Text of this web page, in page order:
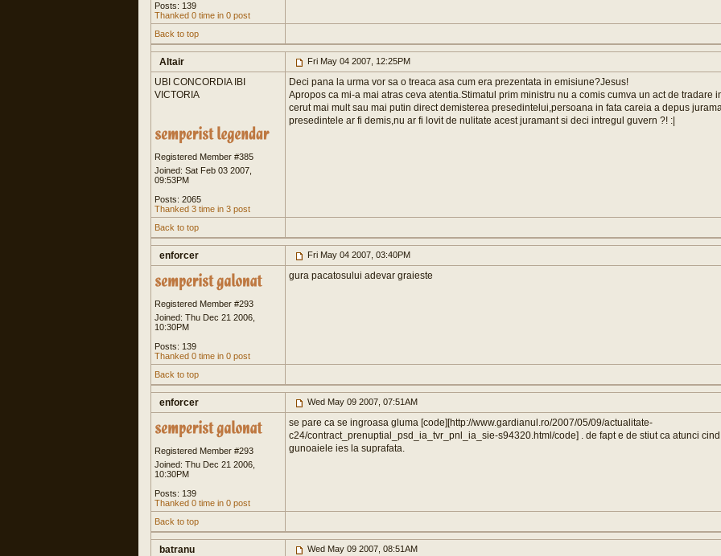
Posts: 139
Thanked 0 time in 0 post
Back to top
Altair Fri May 04 2007, 12:25PM
UBI CONCORDIA IBI
VICTORIA
Registered Member #385
Joined: Sat Feb 03 2007,
09:53PM
Posts: 2065
Thanked 3 time in 3 post
Deci pana la urma vor sa o treaca asa cum era prezentata in emisiune?Jesus!
Apropos ca mi-a mai atras ceva atentia.Stimatul prim ministru nu a comis cumva un act de tradare
cerut mai mult sau mai putin direct demisterea presedintelui,persoana in fata careia a depus
presedintele ar fi demis,nu ar fi lovit de nulitate acest juramant si deci intregul guvern ?! :|
Back to top
enforcer Fri May 04 2007, 03:40PM
Registered Member #293
Joined: Thu Dec 21 2006,
10:30PM
Posts: 139
Thanked 0 time in 0 post
gura pacatosului adevar graieste
Back to top
enforcer Wed May 09 2007, 07:51AM
Registered Member #293
Joined: Thu Dec 21 2006,
10:30PM
Posts: 139
Thanked 0 time in 0 post
se pare ca se ingroasa gluma [code][http://www.gardianul.ro/2007/05/09/actualitate-
c24/contract_prenuptial_psd_ia_tvr_pnl_ia_sie-s94320.html/code] . de fapt e de stiut ca atunci
gunoaiele ies la suprafata.
Back to top
batranu Wed May 09 2007, 08:51AM